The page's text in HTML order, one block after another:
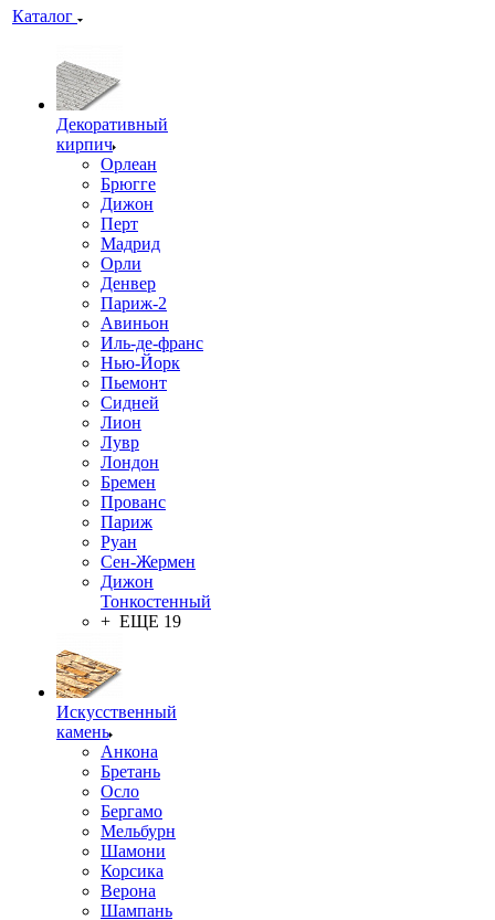
Каталог
Декоративный
кирпич
Орлеан
Брюгге
Дижон
Перт
Мадрид
Орли
Денвер
Париж-2
Авиньон
Иль-де-франс
Нью-Йорк
Пьемонт
Сидней
Лион
Лувр
Лондон
Бремен
Прованс
Париж
Руан
Сен-Жермен
Дижон
Тонкостенный
+ ЕЩЕ 19
Искусственный
камень
Анкона
Бретань
Осло
Бергамо
Мельбурн
Шамони
Корсика
Верона
Шампань